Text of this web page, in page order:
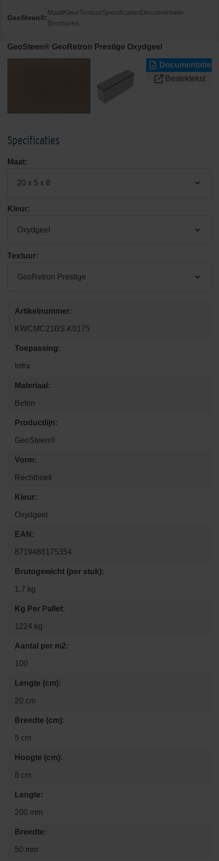
GeoSteen®:
MaatKleurTextuurSpecificatiesDocumentatie
Brochures
GeoSteen® GeoRetron Prestige Oxydgeel
Documentatie
Bestektekst
Specificaties
Maat:
20 x 5 x 8
Kleur:
Oxydgeel
Textuur:
GeoRetron Prestige
Artikelnummer:
KWCMC21BS.K0175
Toepassing:
Infra
Materiaal:
Beton
Productlijn:
GeoSteen®
Vorm:
Rechthoek
Kleur:
Oxydgeel
EAN:
8719488175354
Brutogewicht (per stuk):
1.7 kg
Kg Per Pallet:
1224 kg
Aantal per m2:
100
Lengte (cm):
20 cm
Breedte (cm):
5 cm
Hoogte (cm):
8 cm
Lengte:
200 mm
Breedte:
50 mm